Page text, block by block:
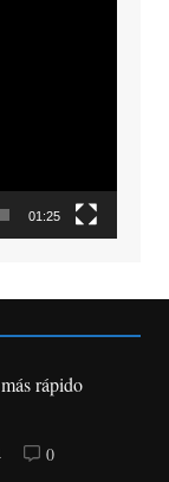
01:25
rápido
0